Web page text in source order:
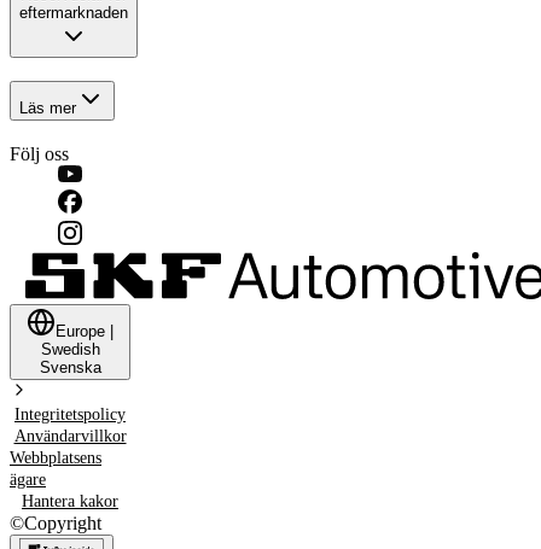
eftermarknaden
Läs mer
Följ oss
Europe
Swedish
Svenska
Integritetspolicy
Användarvillkor
Webbplatsens
ägare
Hantera kakor
©Copyright